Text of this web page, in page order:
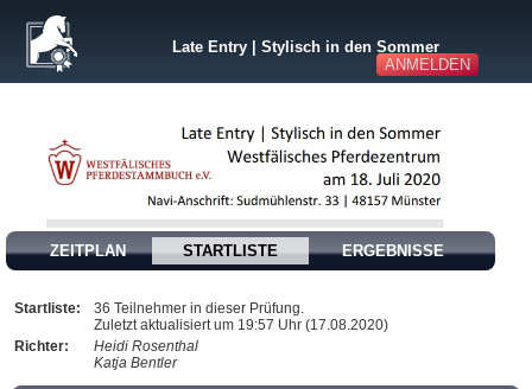
ANMELDEN
Late Entry | Stylisch in den Sommer
ZEITPLAN STARTLISTE ERGEBNISSE
Startliste:
36 Teilnehmer in dieser Prüfung.
Zuletzt aktualisiert um 19:57 Uhr (17.08.2020)
Richter:
Heidi Rosenthal
Katja Bentler